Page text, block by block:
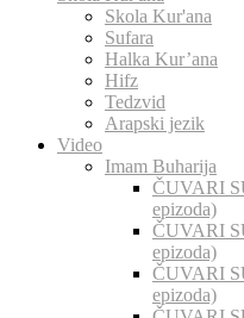
Skola Kur'ana
Sufara
Halka Kur’ana
Hifz
Tedzvid
Arapski jezik
Video
Imam Buharija
ČUVARI
epizoda)
ČUVARI
epizoda)
ČUVARI
epizoda)